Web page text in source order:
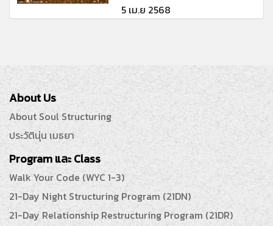
5 เม.ย 2568
About Us
About Soul Structuring
ประวัตินุ่น เมธยา
Program และ Class
Walk Your Code (WYC 1-3)
21-Day Night Structuring Program (21DN)
21-Day Relationship Restructuring Program (21DR)